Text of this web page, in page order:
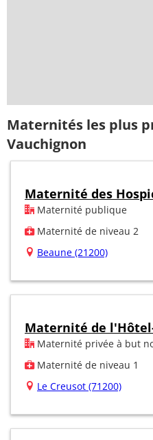
Maternités les plus
Vauchignon
Maternité des
Maternité publique
Maternité de niveau 2
Beaune (21200)
Maternité de
Maternité privée à but
Maternité de niveau 1
Le Creusot (71200)